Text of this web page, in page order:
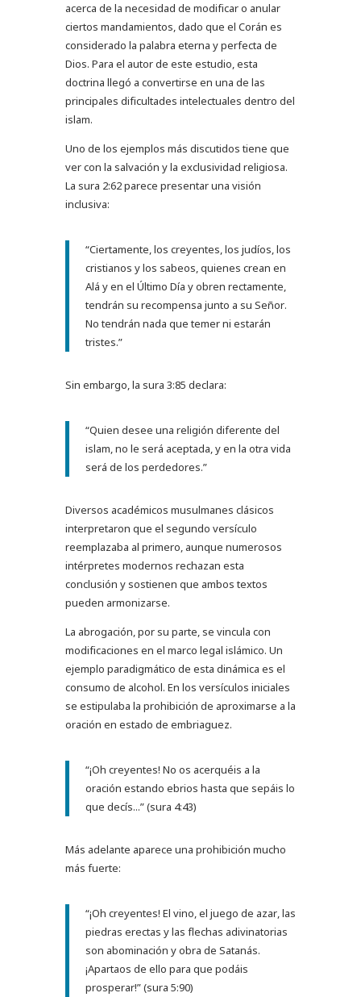
acerca de la necesidad de modificar o anular
ciertos mandamientos, dado que el Corán es
considerado la palabra eterna y perfecta de
Dios. Para el autor de este estudio, esta
doctrina llegó a convertirse en una de las
principales dificultades intelectuales dentro del
islam.
Uno de los ejemplos más discutidos tiene que
ver con la salvación y la exclusividad religiosa.
La sura 2:62 parece presentar una visión
inclusiva:
“Ciertamente, los creyentes, los judíos, los
cristianos y los sabeos, quienes crean en
Alá y en el Último Día y obren rectamente,
tendrán su recompensa junto a su Señor.
No tendrán nada que temer ni estarán
tristes.”
Sin embargo, la sura 3:85 declara:
“Quien desee una religión diferente del
islam, no le será aceptada, y en la otra vida
será de los perdedores.”
Diversos académicos musulmanes clásicos
interpretaron que el segundo versículo
reemplazaba al primero, aunque numerosos
intérpretes modernos rechazan esta
conclusión y sostienen que ambos textos
pueden armonizarse.
La abrogación, por su parte, se vincula con
modificaciones en el marco legal islámico. Un
ejemplo paradigmático de esta dinámica es el
consumo de alcohol. En los versículos iniciales
se estipulaba la prohibición de aproximarse a la
oración en estado de embriaguez.
“¡Oh creyentes! No os acerquéis a la
oración estando ebrios hasta que sepáis lo
que decís...” (sura 4:43)
Más adelante aparece una prohibición mucho
más fuerte:
“¡Oh creyentes! El vino, el juego de azar, las
piedras erectas y las flechas adivinatorias
son abominación y obra de Satanás.
¡Apartaos de ello para que podáis
prosperar!” (sura 5:90)